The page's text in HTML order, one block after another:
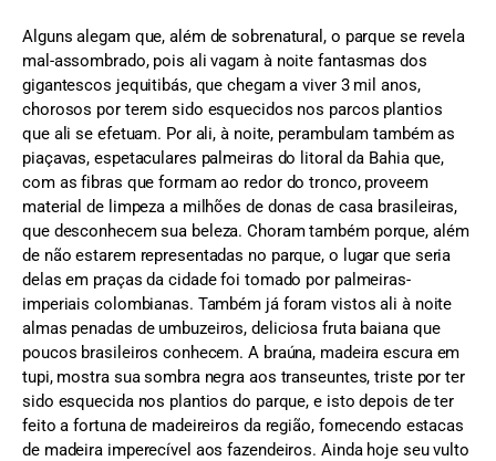
Alguns alegam que, além de sobrenatural, o parque se revela
mal-assombrado, pois ali vagam à noite fantasmas dos
gigantescos jequitibás, que chegam a viver 3 mil anos,
chorosos por terem sido esquecidos nos parcos plantios
que ali se efetuam. Por ali, à noite, perambulam também as
piaçavas, espetaculares palmeiras do litoral da Bahia que,
com as fibras que formam ao redor do tronco, proveem
material de limpeza a milhões de donas de casa brasileiras,
que desconhecem sua beleza. Choram também porque, além
de não estarem representadas no parque, o lugar que seria
delas em praças da cidade foi tomado por palmeiras-
imperiais colombianas. Também já foram vistos ali à noite
almas penadas de umbuzeiros, deliciosa fruta baiana que
poucos brasileiros conhecem. A braúna, madeira escura em
tupi, mostra sua sombra negra aos transeuntes, triste por ter
sido esquecida nos plantios do parque, e isto depois de ter
feito a fortuna de madeireiros da região, fornecendo estacas
de madeira imperecível aos fazendeiros. Ainda hoje seu vulto